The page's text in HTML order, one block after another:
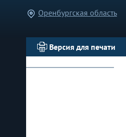
Оренбургская область
Версия для печати